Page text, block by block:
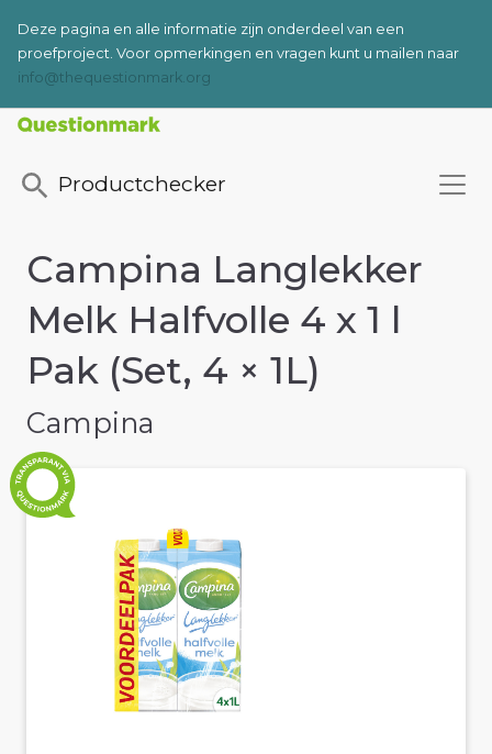
Deze pagina en alle informatie zijn onderdeel van een
proefproject. Voor opmerkingen en vragen kunt u mailen naar
info@thequestionmark.org
Productchecker
Campina Langlekker
Melk Halfvolle 4 x 1 l
Pak (Set, 4 × 1L)
Campina